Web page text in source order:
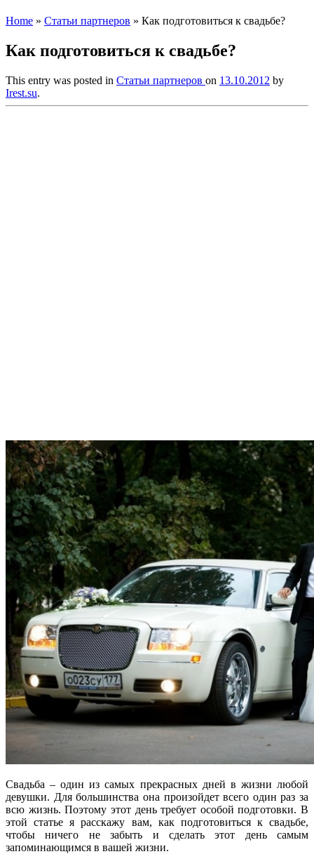
Home » Статьи партнеров » Как подготовиться к свадьбе?
Как подготовиться к свадьбе?
This entry was posted in Статьи партнеров on 13.10.2012 by
Irest.su.
Свадьба – один из самых прекрасных дней в жизни любой
девушки. Для большинства она произойдет всего один раз за
всю жизнь. Поэтому этот день требует особой подготовки. В
этой статье я расскажу вам, как подготовиться к свадьбе,
чтобы ничего не забыть и сделать этот день самым
запоминающимся в вашей жизни.